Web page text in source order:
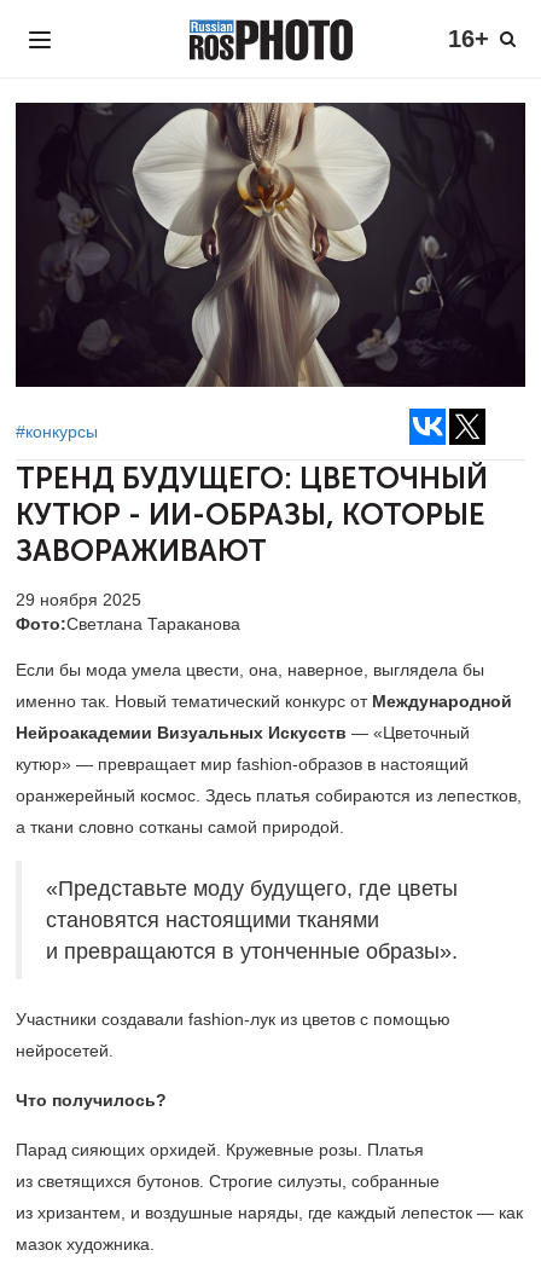
16+
#конкурсы
ТРЕНД БУДУЩЕГО: ЦВЕТОЧНЫЙ
КУТЮР - ИИ-ОБРАЗЫ, КОТОРЫЕ
ЗАВОРАЖИВАЮТ
29 ноября 2025
Фото:Светлана Тараканова
Если бы мода умела цвести, она, наверное, выглядела бы
именно так. Новый тематический конкурс от Международной
Нейроакадемии Визуальных Искусств — «Цветочный
кутюр» — превращает мир fashion-образов в настоящий
оранжерейный космос. Здесь платья собираются из лепестков,
а ткани словно сотканы самой природой.
«Представьте моду будущего, где цветы
становятся настоящими тканями
и превращаются в утонченные образы».
Участники создавали fashion-лук из цветов с помощью
нейросетей.
Что получилось?
Парад сияющих орхидей. Кружевные розы. Платья
из светящихся бутонов. Строгие силуэты, собранные
из хризантем, и воздушные наряды, где каждый лепесток — как
мазок художника.